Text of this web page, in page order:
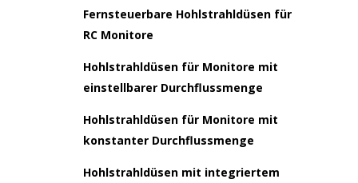
Fernsteuerbare Hohlstrahldüsen für
RC Monitore
Hohlstrahldüsen für Monitore mit
einstellbarer Durchflussmenge
Hohlstrahldüsen für Monitore mit
konstanter Durchflussmenge
Hohlstrahldüsen mit integriertem